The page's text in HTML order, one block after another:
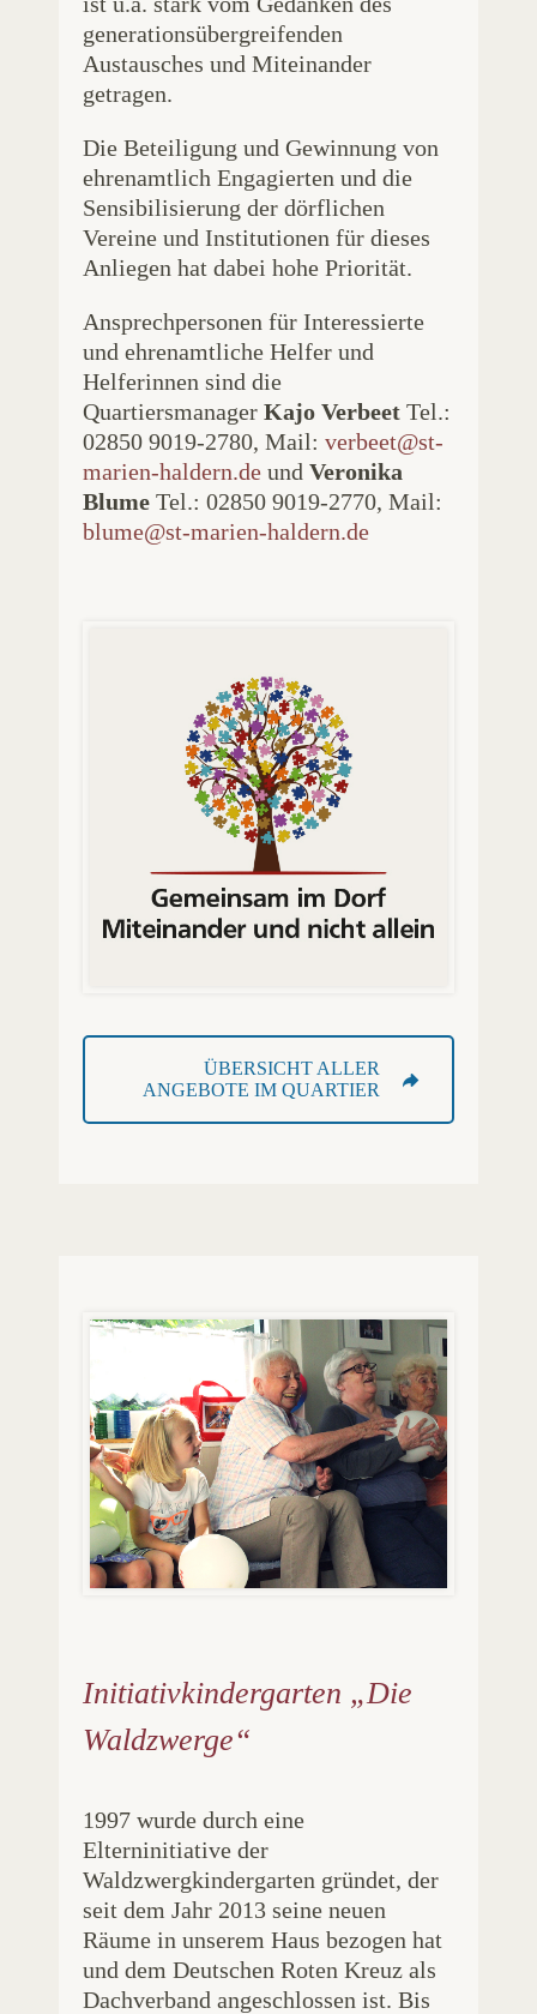
generationsübergreifenden
Austausches und Miteinander
getragen.
Die Beteiligung und Gewinnung von
ehrenamtlich Engagierten und die
Sensibilisierung der dörflichen
Vereine und Institutionen für dieses
Anliegen hat dabei hohe Priorität.
Ansprechpersonen für Interessierte
und ehrenamtliche Helfer und
Helferinnen sind die
Quartiersmanager Kajo Verbeet Tel.:
02850 9019-2780, Mail: verbeet@st-
marien-haldern.de und Veronika
Blume Tel.: 02850 9019-2770, Mail:
blume@st-marien-haldern.de
ÜBERSICHT ALLER
ANGEBOTE IM QUARTIER
Initiativkindergarten „Die
Waldzwerge“
1997 wurde durch eine
Elterninitiative der
Waldzwergkindergarten gründet, der
seit dem Jahr 2013 seine neuen
Räume in unserem Haus bezogen hat
und dem Deutschen Roten Kreuz als
Dachverband angeschlossen ist. Bis